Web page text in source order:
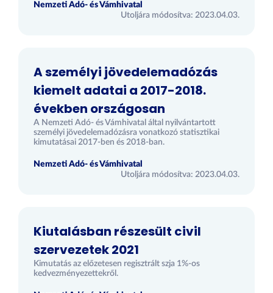
Nemzeti Adó- és Vámhivatal
Utoljára módosítva: 2023.04.03.
A személyi jövedelemadózás
kiemelt adatai a 2017-2018.
években országosan
A Nemzeti Adó- és Vámhivatal által nyilvántartott
személyi jövedelemadózásra vonatkozó statisztikai
kimutatásai 2017-ben és 2018-ban.
Nemzeti Adó- és Vámhivatal
Utoljára módosítva: 2023.04.03.
Kiutalásban részesült civil
szervezetek 2021
Kimutatás az előzetesen regisztrált szja 1%-os
kedvezményezettekről.